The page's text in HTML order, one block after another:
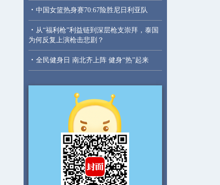
· 中国女篮热身赛70:67险胜尼日利亚队
· 从“福利枪”利益链到深层枪支崇拜，泰国
为何反复上演枪击悲剧？
· 全民健身日 南北齐上阵 健身“热”起来